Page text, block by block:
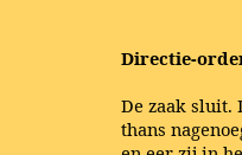
Directie-
De zaak sluit.
thans